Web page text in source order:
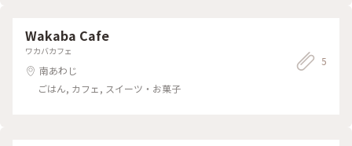
にはほんまにめちゃくちゃ色んなものが置いてあって楽しかっ
たなぁ。 また行きたいホテルでした🏨最高☺️
Wakaba Cafe
ワカバカフェ
南あわじ
ごはん, カフェ, スイーツ・お菓子
5